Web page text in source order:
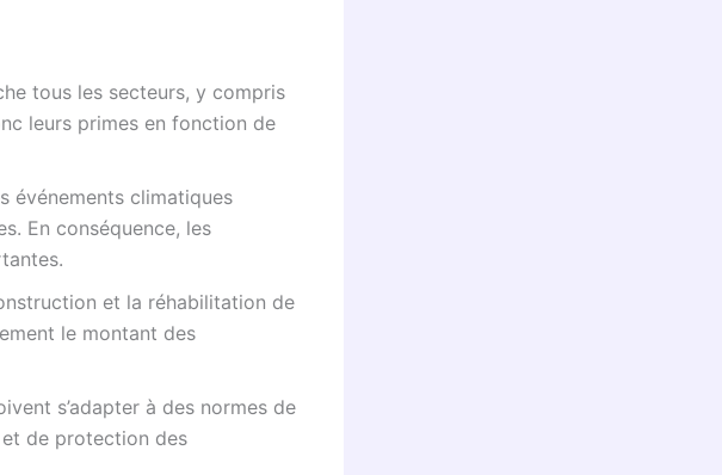
tous les secteurs, y compris
leurs primes en fonction de
événements climatiques
En conséquence, les
et la réhabilitation de
le montant des
s’adapter à des normes de
et de protection des